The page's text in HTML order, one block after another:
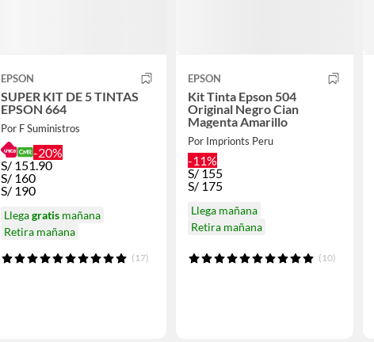
EPSON
SUPER KIT DE 5 TINTAS
EPSON 664
Por F Suministros
-20%
S/ 151.90
S/ 160
S/ 190
Llegagratismañana
Retira mañana
(17)
EPSON
Kit Tinta Epson 504
Original Negro Cian
Magenta Amarillo
Por Imprionts Peru
-11%
S/ 155
S/ 175
Llega mañana
Retira mañana
(10)